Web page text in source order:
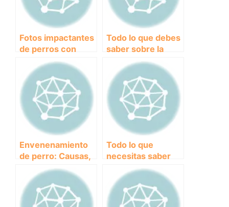
Fotos impactantes
de perros con
sarna: causas,
síntomas y
tratamiento.
Todo lo que debes
saber sobre la
sarna en los
perros: causas,
síntomas y
tratamiento.
Envenenamiento
de perro: Causas,
Síntomas y
Tratamiento para
Salvar a tu Mejor
Amigo Peludo
Todo lo que
necesitas saber
sobre el pienso
para perros con
problemas renales